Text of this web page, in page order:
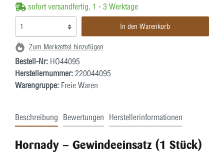
sofort versandfertig, 1 - 3 Werktage
In den Warenkorb
Zum Merkzettel hinzufügen
Bestell-Nr: HO44095
Herstellernummer: 220044095
Warengruppe: Freie Waren
Beschreibung Bewertungen Herstellerinformationen
Hornady – Gewindeeinsatz (1 Stück)